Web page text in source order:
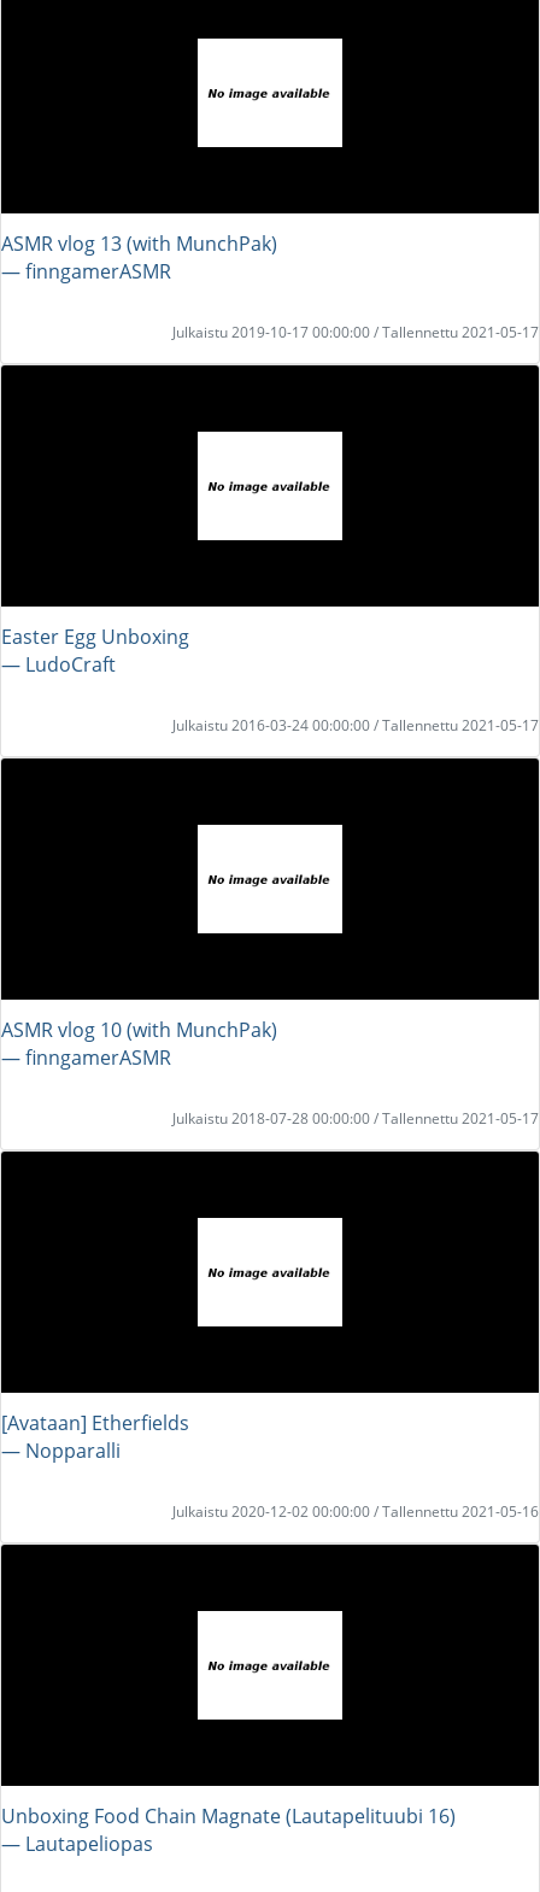
ASMR vlog 13 (with MunchPak)
― finngamerASMR
Julkaistu 2019-10-17 00:00:00 / Tallennettu 2021-05-17
Easter Egg Unboxing
― LudoCraft
Julkaistu 2016-03-24 00:00:00 / Tallennettu 2021-05-17
ASMR vlog 10 (with MunchPak)
― finngamerASMR
Julkaistu 2018-07-28 00:00:00 / Tallennettu 2021-05-17
[Avataan] Etherfields
― Nopparalli
Julkaistu 2020-12-02 00:00:00 / Tallennettu 2021-05-16
Unboxing Food Chain Magnate (Lautapelituubi 16)
― Lautapeliopas